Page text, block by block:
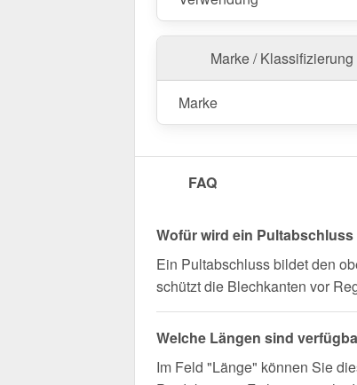
Wegen Sonderanfertigung vom Widerruf
Marke / Klassifizierung
Marke
FAQ
Wofür wird ein
Ein Pultabschluss bildet den
schützt die Blechkanten vor
Welche Längen sind
Im Feld "Länge" können Sie